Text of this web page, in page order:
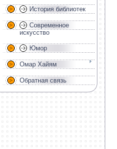
История библиотек
Современное
искусство
Юмор
Омар Хайям
Обратная связь